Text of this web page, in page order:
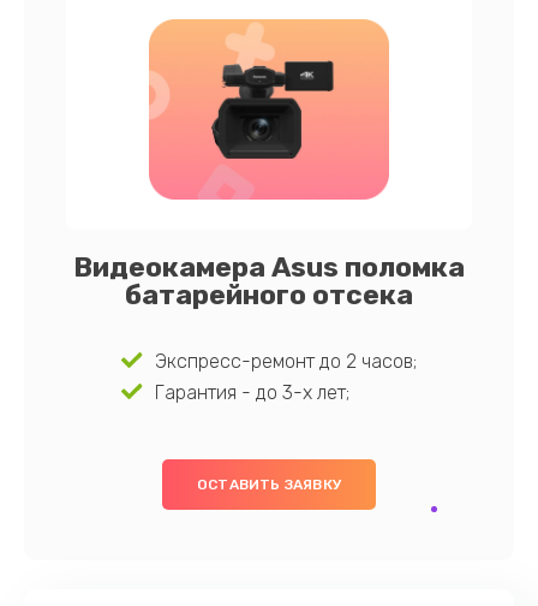
Видеокамера Asus поломка
батарейного отсека
Экспресс-ремонт до 2 часов;
Гарантия - до 3-х лет;
ОСТАВИТЬ ЗАЯВКУ